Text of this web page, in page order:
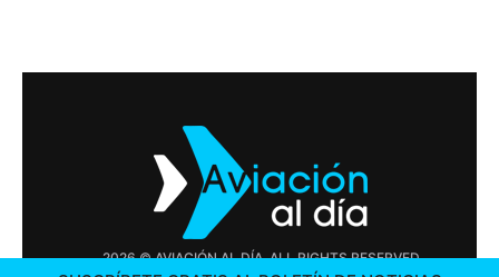
2026 © AVIACIÓN AL DÍA. ALL RIGHTS RESERVED